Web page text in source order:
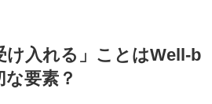
け入れる」ことはWell-b
要素？